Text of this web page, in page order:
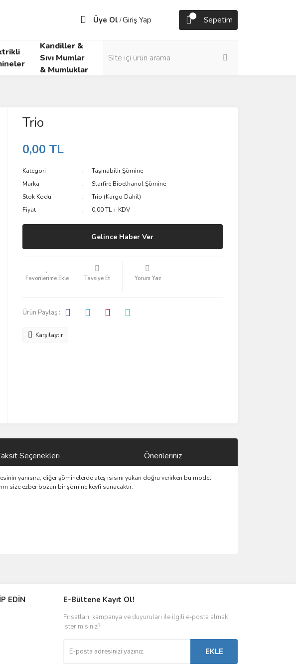
Üye Ol /Giriş Yap Sepetim
Kandiller &
Sıvı Mumlar
& Mumluklar
Trio
0,00 TL
Kategori
Taşınabilir Şömine
Marka
Starfire Bioethanol Şömine
Stok Kodu
Trio (Kargo Dahil)
Fiyat
0,00 TL + KDV
Gelince Haber Ver
Tavsiye Et Yorum Yaz
Ürün Paylaş :
Karşılaştır
Seçenekleri Önerileriniz
yanısıra, diğer şöminelerde ateş ısısını yukarı doğru verirken bu model
size ezber bozan bir şömine keyfi sunacaktır.
EDİN E-Bültene Kayıt Ol!
Fırsatları, kampanya ve duyuruları ile ilgili e-posta almak
ister misiniz?
EKLE